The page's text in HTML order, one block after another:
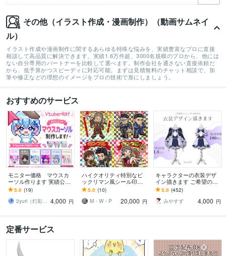
その他（イラスト作成・漫画制作）（動画サムネイ
ル）
イラスト作成や漫画制作に関するあらゆる特殊な悩みを、実績豊富なプロに直接
相談して高品質に解決できます。実績1.6万件超、3000名規模のプロから、他には
ない自分専用のパートナーを比較して選べます。制作会社を通さない直接依頼だ
から、低予算かつスピーディに対応可能。まずは見積無料のチャット相談で、加
筆や修正などの理想のイメージをプロの技術で形にしましょう。
おすすめのサービス
モニター価格 マウスカ
ーソル作ります 実績公開
にご協力いただける方だ
けの特別価格
5.0 (19)
2yuri（灯彩堂つゆり） 4,000 円
ハイクオリティ特別なビ
ックリマン風シール印刷
します 7種のホログラムか
ら選択可能・通常シール
より厚手の高品質仕様
5.0 (10)
M・W・P
20,000 円
キャラクターの衣装デザ
イン描きます ご希望のイ
メージに合わせた衣装デ
ザインを提案します！
5.0 (452)
みやすず
4,000 円
定番サービス